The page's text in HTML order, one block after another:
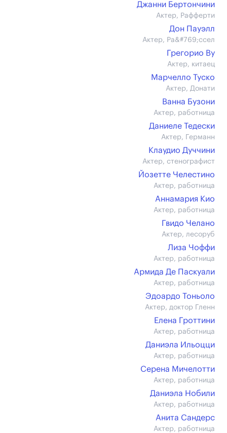
Джанни Бертончини
Актер, Рафферти
Дон Пауэлл
Актер, Ра&#769;ссел
Грегорио Ву
Актер, китаец
Марчелло Туско
Актер, Донати
Ванна Бузони
Актер, работница
Даниеле Тедески
Актер, Германн
Клаудио Дуччини
Актер, стенографист
Йозетте Челестино
Актер, работница
Аннамария Кио
Актер, работница
Гвидо Челано
Актер, лесоруб
Лиза Чоффи
Актер, работница
Армида Де Паскуали
Актер, работница
Эдоардо Тоньоло
Актер, доктор Гленн
Елена Гроттини
Актер, работница
Даниэла Ильоцци
Актер, работница
Серена Мичелотти
Актер, работница
Даниэла Нобили
Актер, работница
Анита Сандерс
Актер, работница